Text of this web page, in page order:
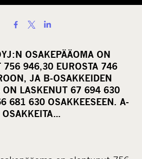
a
r
e
o
n
s
i
OSAKEPÄÄOMA ON
756 946,30 EUROSTA 746
JA B-OSAKKEIDEN
ON LASKENUT 67 694 630
681 630 OSAKKEESEEN. A-
OSAKKEITA…